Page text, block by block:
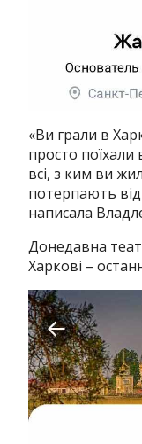
«Ви грали в
просто
всі, з ким ви
потерпають
написала
Донедавна
Харкові –